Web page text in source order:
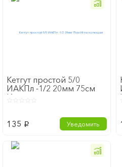
Кетгут простой 5/0
ИАКПл -1/2 20мм 75см
Игла колющая
135 p Уведомить